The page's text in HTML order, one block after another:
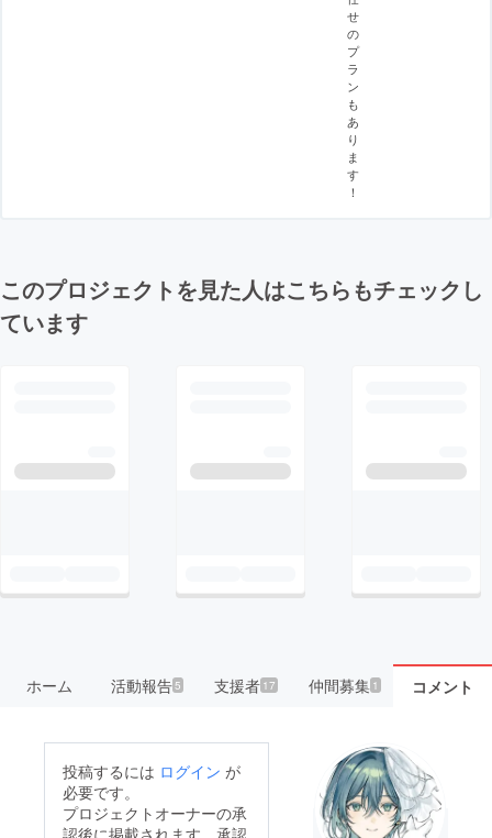
せ
の
プ
ラ
ン
も
あ
り
ま
す
！
このプロジェクトを見た人はこちらもチェックし
ています
ホーム 活動報告5 支援者 17 仲間募集 1 コメント
投稿するには ログイン が
必要です。
プロジェクトオーナーの承
認後に掲載されます。承認